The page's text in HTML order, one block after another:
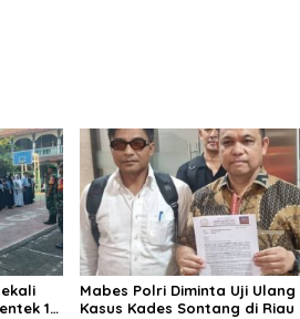
1
Mabes Polri Diminta Uji Ulang
Kasus Kades Sontang di Riau